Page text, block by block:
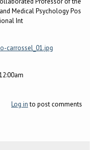
Medical Psychology Pos
Int
carrossel_01.jpg
Log into post comments